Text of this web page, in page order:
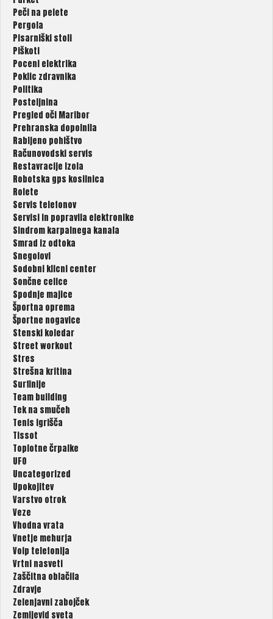
Peči na pelete
Pergola
Pisarniški stoli
Piškoti
Poceni elektrika
Poklic zdravnika
Politika
Posteljnina
Pregled oči Maribor
Prehranska dopolnila
Rabljeno pohištvo
Računovodski servis
Restavracije Izola
Robotska gps kosilnica
Rolete
Servis telefonov
Servisi in popravila elektronike
Sindrom karpalnega kanala
Smrad iz odtoka
Snegolovi
Sodobni klicni center
Sončne celice
Spodnje majice
Športna oprema
Športne nogavice
Stenski koledar
Street workout
Stres
Strešna kritina
Surfinije
Team building
Tek na smučeh
Tenis igrišča
Tissot
Toplotne črpalke
UFO
Uncategorized
Upokojitev
Varstvo otrok
Veze
Vhodna vrata
Vnetje mehurja
Voip telefonija
Vrtni nasveti
Zaščitna oblačila
Zdravje
Zelenjavni zabojček
Zemljevid sveta